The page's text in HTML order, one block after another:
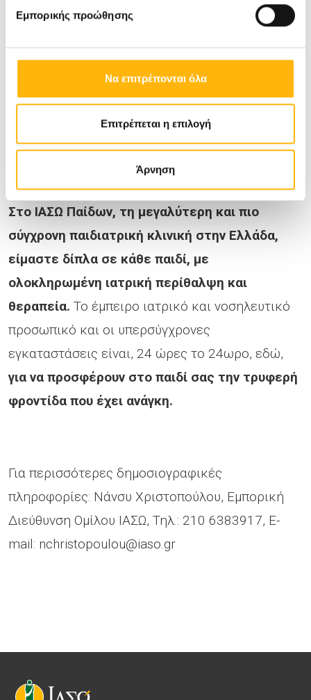
Εμπορικής προώθησης
Να επιτρέπονται όλα
Επιτρέπεται η επιλογή
Άρνηση
περιβάλλον. Στελεχώνεται από
Παιδοχειρουργούς με μεγάλη εμπειρία στη
εξωτερικού, καλύπτοντας τη θεραπεία
ολόκληρου του φάσματος των συγγενών
ανωμαλιών και επίκτητων παθήσεων.
Στο ΙΑΣΩ Παίδων, τη μεγαλύτερη και πιο
σύγχρονη παιδιατρική κλινική στην Ελλάδα,
είμαστε δίπλα σε κάθε παιδί, με
ολοκληρωμένη ιατρική περίθαλψη και
θεραπεία. Το έμπειρο ιατρικό και νοσηλευτικό
προσωπικό και οι υπερσύγχρονες
εγκαταστάσεις είναι, 24 ώρες το 24ωρο, εδώ,
για να προσφέρουν στο παιδί σας την τρυφερή
φροντίδα που έχει ανάγκη.
Για περισσότερες δημοσιογραφικές
πληροφορίες: Νάνσυ Χριστοπούλου, Εμπορική
Διεύθυνση Ομίλου ΙΑΣΩ, Τηλ.: 210 6383917, E-
mail: nchristopoulou@iaso.gr